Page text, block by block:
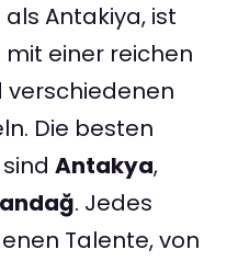
Antakiya, ist
einer reichen
verschiedenen
Die besten
Antakya,
. Jedes
Talente, von